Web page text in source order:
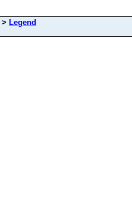
> Legend